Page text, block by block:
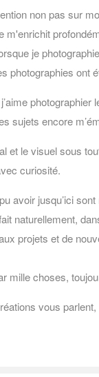
non pas sur
m'enrichit
je
photographies ont
sujets encore
et le visuel sous
curiosité.
avoir jusqu’ici
naturellement,
projets et de
mille choses,
vous